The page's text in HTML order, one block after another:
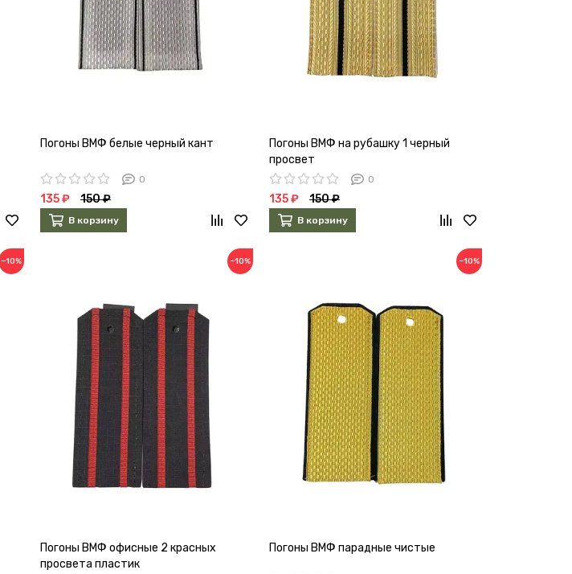
Погоны ВМФ белые черный кант
0
135 ₽ 150 ₽
В корзину
Погоны ВМФ на рубашку 1 черный
просвет
0
135 ₽ 150 ₽
В корзину
−10% −10%
Погоны ВМФ офисные 2 красных
просвета пластик
−10%
Погоны ВМФ парадные чистые